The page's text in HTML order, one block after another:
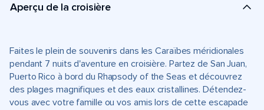
Aperçu de la croisière
Faites le plein de souvenirs dans les Caraïbes méridionales
pendant 7 nuits d'aventure en croisière. Partez de San Juan,
Puerto Rico à bord du Rhapsody of the Seas et découvrez
des plages magnifiques et des eaux cristallines. Détendez-
vous avec votre famille ou vos amis lors de cette escapade